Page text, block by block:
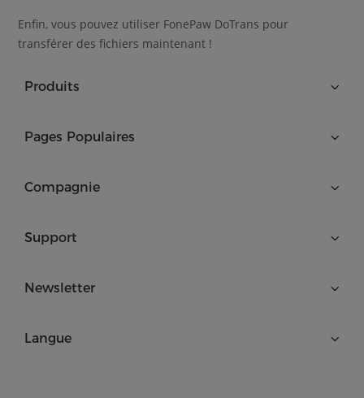
Enfin, vous pouvez utiliser FonePaw DoTrans pour
transférer des fichiers maintenant !
Produits
Pages Populaires
Compagnie
Support
Newsletter
Langue